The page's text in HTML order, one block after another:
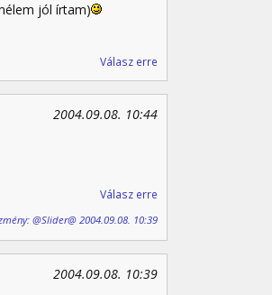
jól írtam)
Válasz erre
2004.09.08. 10:44
Válasz erre
@Slider@ 2004.09.08. 10:39
2004.09.08. 10:39